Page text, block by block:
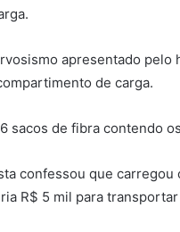
apresentado pelo
de carga.
sacos de fibra contendo
confessou que carregou
R$ 5 mil para